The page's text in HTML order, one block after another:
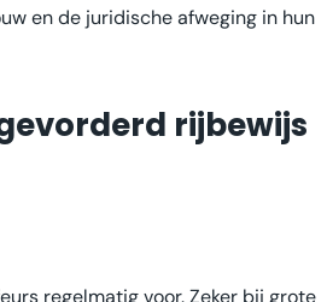
en de juridische afweging in hun
rijbewijs
regelmatig voor. Zeker bij grote